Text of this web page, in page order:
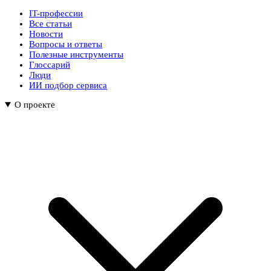
IT-профессии
Все статьи
Новости
Вопросы и ответы
Полезные инструменты
Глоссарий
Люди
ИИ подбор сервиса
О проекте